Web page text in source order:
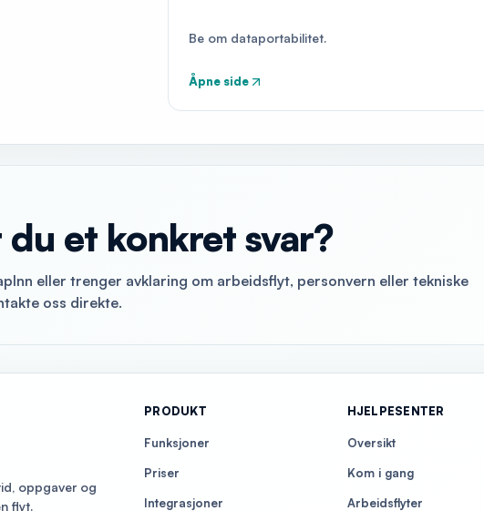
Be om dataportabilitet.
Åpne side
du et konkret svar?
eller trenger avklaring om arbeidsflyt, personvern eller tekniske
oss direkte.
oppgaver og
flyt.
PRODUKT
Funksjoner
Priser
Integrasjoner
HJELPESENTER
Oversikt
Kom i gang
Arbeidsflyter